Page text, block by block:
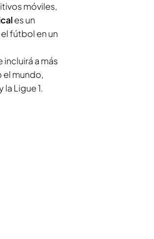
móviles,
es un
fútbol en un
incluirá a más
mundo,
Ligue 1.